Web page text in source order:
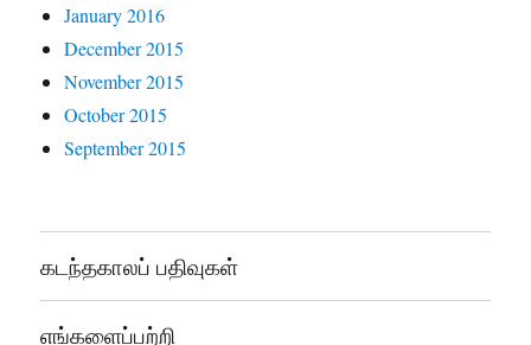
January 2016
December 2015
November 2015
October 2015
September 2015
கடந்தகாலப் பதிவுகள்
எங்களைப்பற்றி